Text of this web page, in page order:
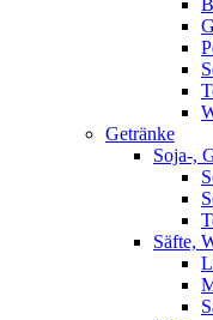
Getränke
Soja-,
Säfte,